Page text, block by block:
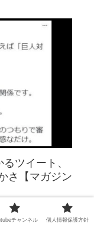
ツイート、
さ【マガジン
チャンネル 個人情報保護方針